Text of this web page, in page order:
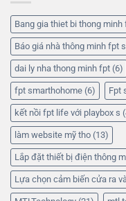
Bang gia thiet bi thong minh
Báo giá nhà thông minh fpt
dai ly nha thong minh fpt (6)
fpt smarthohome (6) Fpt
kết nồi fpt life với playbox s
làm website mỹ tho (13)
Lắp đặt thiết bị điện thông
Lựa chọn cảm biến cửa ra